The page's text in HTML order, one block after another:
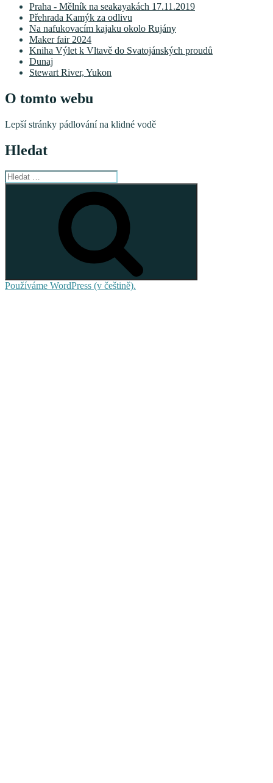
Praha - Mělník na seakayakách 17.11.2019
Přehrada Kamýk za odlivu
Na nafukovacím kajaku okolo Rujány
Maker fair 2024
Kniha Výlet k Vltavě do Svatojánských proudů
Dunaj
Stewart River, Yukon
O tomto webu
Lepší stránky pádlování na klidné vodě
Hledat
Hledat:
Používáme WordPress (v češtině).